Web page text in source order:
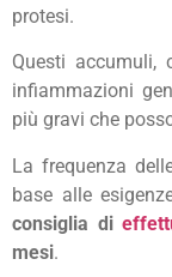
protesi.
Questi accumuli,
infiammazioni
più gravi che
La frequenza
base alle
consiglia di
mesi.